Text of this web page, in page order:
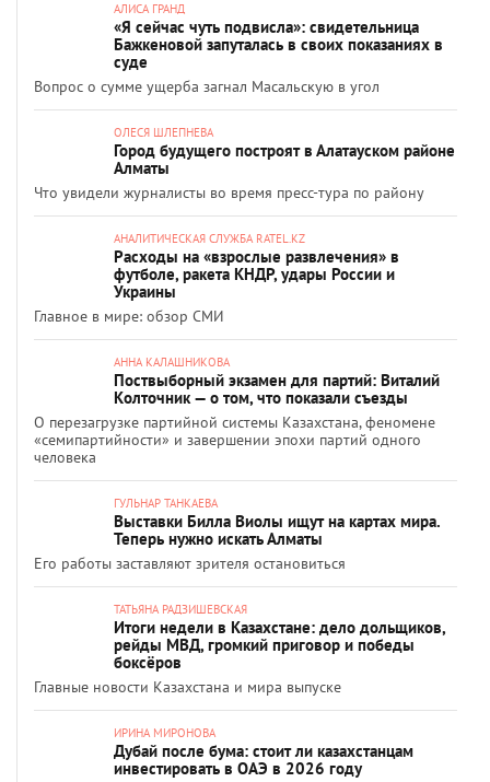
АЛИСА ГРАНД
«Я сейчас чуть подвисла»: свидетельница
Бажкеновой запуталась в своих показаниях в
суде
Вопрос о сумме ущерба загнал Масальскую в угол
ОЛЕСЯ ШЛЕПНЕВА
Город будущего построят в Алатауском районе
Алматы
Что увидели журналисты во время пресс-тура по району
АНАЛИТИЧЕСКАЯ СЛУЖБА RATEL.KZ
Расходы на «взрослые развлечения» в
футболе, ракета КНДР, удары России и
Украины
Главное в мире: обзор СМИ
АННА КАЛАШНИКОВА
Поствыборный экзамен для партий: Виталий
Колточник — о том, что показали съезды
О перезагрузке партийной системы Казахстана, феномене
«семипартийности» и завершении эпохи партий одного
человека
ГУЛЬНАР ТАНКАЕВА
Выставки Билла Виолы ищут на картах мира.
Теперь нужно искать Алматы
Его работы заставляют зрителя остановиться
ТАТЬЯНА РАДЗИШЕВСКАЯ
Итоги недели в Казахстане: дело дольщиков,
рейды МВД, громкий приговор и победы
боксёров
Главные новости Казахстана и мира выпуске
ИРИНА МИРОНОВА
Дубай после бума: стоит ли казахстанцам
инвестировать в ОАЭ в 2026 году